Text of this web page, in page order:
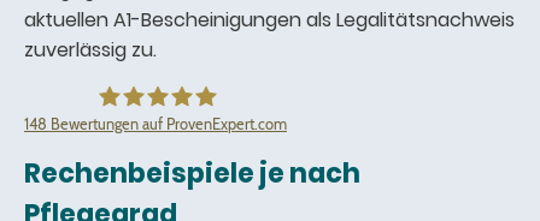
aktuellen A1-Bescheinigungen als Legalitätsnachweis
zuverlässig zu.
Pflegeagentur24 Ostalbkreis
148 Bewertungen auf ProvenExpert.com
Rechenbeispiele je nach